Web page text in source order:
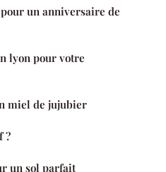
un anniversaire de
lyon pour votre
miel de jujubier
?
un sol parfait